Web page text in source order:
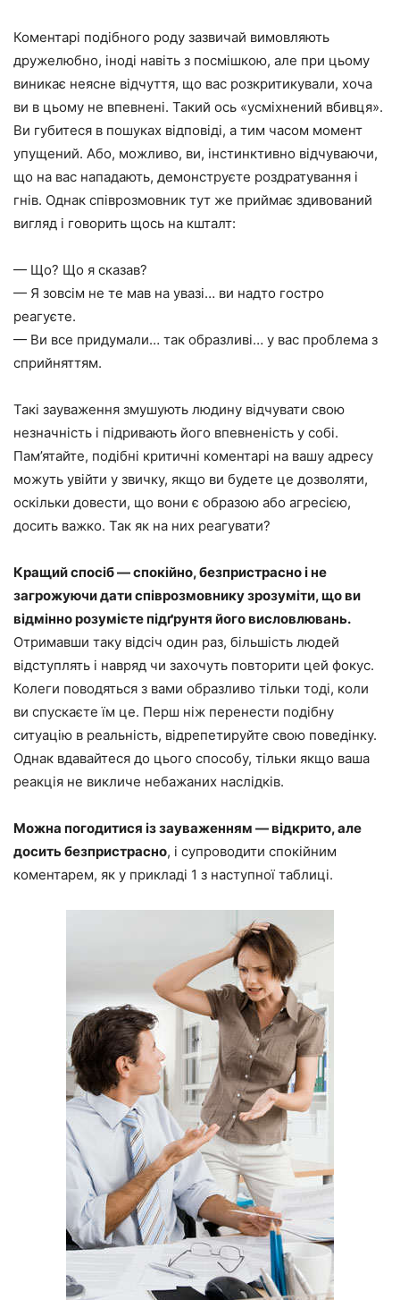
Коментарі подібного роду зазвичай вимовляють
дружелюбно, іноді навіть з посмішкою, але при цьому
виникає неясне відчуття, що вас розкритикували, хоча
ви в цьому не впевнені. Такий ось «усміхнений вбивця».
Ви губитеся в пошуках відповіді, а тим часом момент
упущений. Або, можливо, ви, інстинктивно відчуваючи,
що на вас нападають, демонструєте роздратування і
гнів. Однак співрозмовник тут же приймає здивований
вигляд і говорить щось на кшталт:
— Що? Що я сказав?
— Я зовсім не те мав на увазі… ви надто гостро
реагуєте.
— Ви все придумали… так образливі… у вас проблема з
сприйняттям.
Такі зауваження змушують людину відчувати свою
незначність і підривають його впевненість у собі.
Пам’ятайте, подібні критичні коментарі на вашу адресу
можуть увійти у звичку, якщо ви будете це дозволяти,
оскільки довести, що вони є образою або агресією,
досить важко. Так як на них реагувати?
Кращий спосіб — спокійно, безпристрасно і не
загрожуючи дати співрозмовнику зрозуміти, що ви
відмінно розумієте підґрунтя його висловлювань.
Отримавши таку відсіч один раз, більшість людей
відступлять і навряд чи захочуть повторити цей фокус.
Колеги поводяться з вами образливо тільки тоді, коли
ви спускаєте їм це. Перш ніж перенести подібну
ситуацію в реальність, відрепетируйте свою поведінку.
Однак вдавайтеся до цього способу, тільки якщо ваша
реакція не викличе небажаних наслідків.
Можна погодитися із зауваженням — відкрито, але
досить безпристрасно, і супроводити спокійним
коментарем, як у прикладі 1 з наступної таблиці.